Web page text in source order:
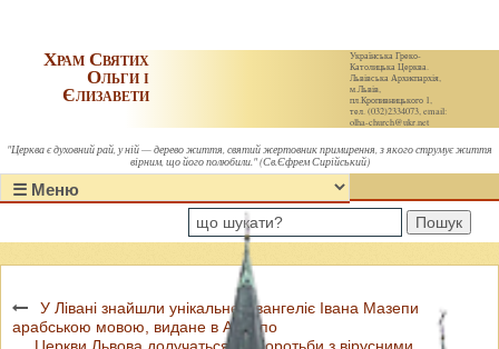
Українська Греко-
Католицька Церква.
Львівська Архиєпархія,
м.Львів,
пл.Кропивницького 1,
тел. (032)2334073, email:
olha-church@ukr.net
Храм Святих
Ольги і
Єлизавети
"Церква є духовний рай, у ній — дерево життя, святий жертовник примирення, з якого струмує життя
вірним, що його полюбили." (Св.Єфрем Сирійський)
Пошук
У Лівані знайшли унікальне Євангеліє Івана Мазепи
арабською мовою, видане в Алеппо